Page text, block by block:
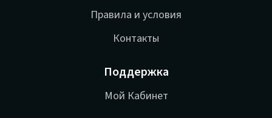
Правила и условия
Контакты
Поддержка
Мой Кабинет